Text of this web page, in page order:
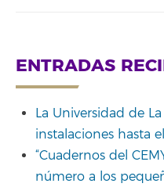
ENTRADAS
La Universidad de
instalaciones hasta
“Cuadernos del
número a los